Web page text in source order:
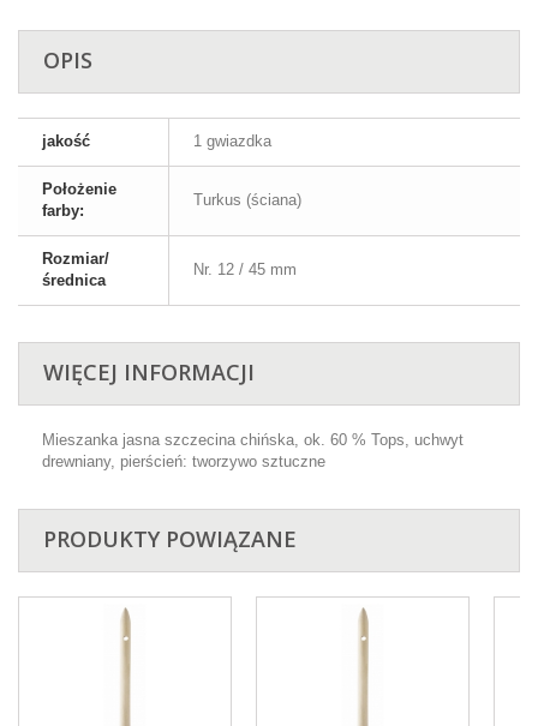
OPIS
jakość 1 gwiazdka
Położenie
farby:
Turkus (ściana)
Rozmiar/
średnica
Nr. 12 / 45 mm
WIĘCEJ INFORMACJI
Mieszanka jasna szczecina chińska, ok. 60 % Tops, uchwyt
drewniany, pierścień: tworzywo sztuczne
PRODUKTY POWIĄZANE